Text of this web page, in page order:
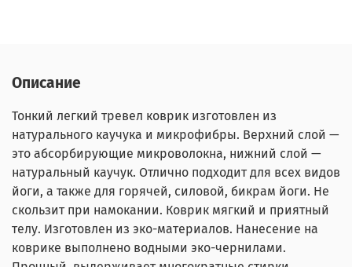
Описание
Тонкий легкий тревел коврик изготовлен из
натурального каучука и микрофибры. Верхний слой —
это абсорбирующие микроволокна, нижний слой —
натуральный каучук. Отлично подходит для всех видов
йоги, а также для горячей, силовой, бикрам йоги. Не
скользит при намокании. Коврик мягкий и приятный
телу. Изготовлен из эко-материалов. Нанесение на
коврике выполнено водными эко-чернилами.